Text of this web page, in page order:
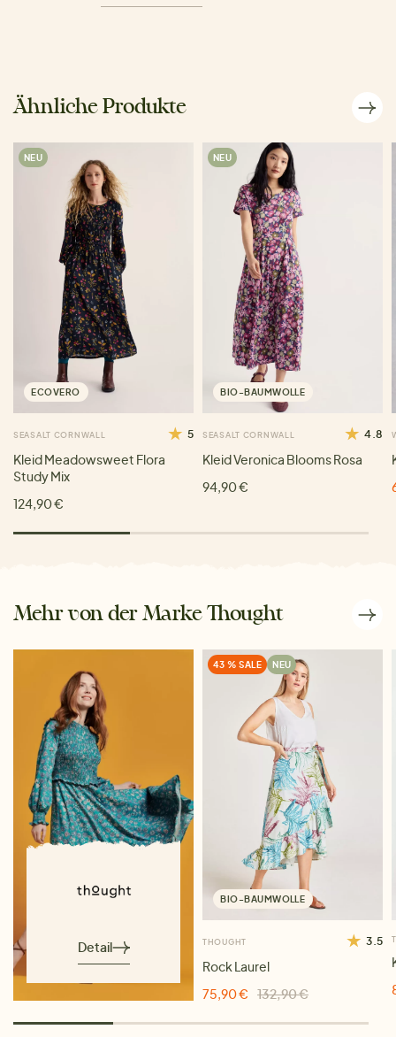
Ähnliche Produkte
NEU
ECOVERO
SEASALT CORNWALL 5
Kleid Meadowsweet Flora
Study Mix
124,90 €
NEU
BIO-BAUMWOLLE
SEASALT CORNWALL 4.8
Kleid Veronica Blooms Rosa
94,90 €
Mehr von der Marke Thought
Detail
43 % SALE NEU
BIO-BAUMWOLLE
THOUGHT 3.5
Rock Laurel
75,90 €
132,90 €